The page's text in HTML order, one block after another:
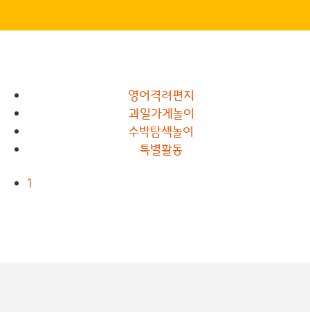
영어격려편지
과일가게놀이
수박탐색놀이
특별활동
1